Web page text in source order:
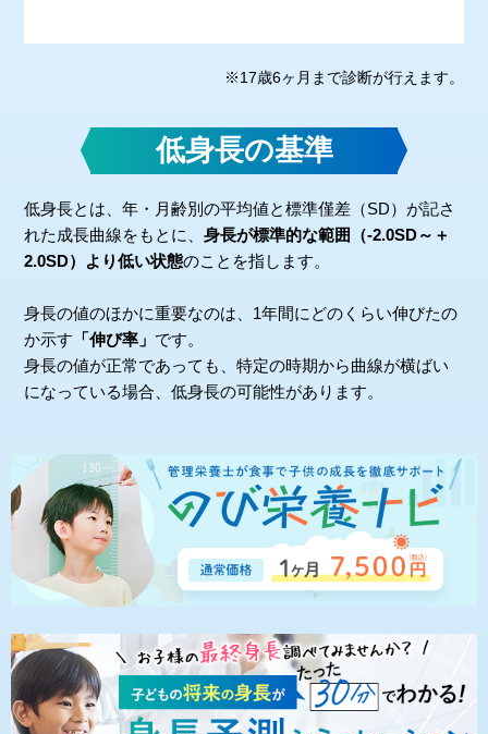
※17歳6ヶ月まで診断が行えます。
低身長の基準
低身長とは、年・月齢別の平均値と標準僅差（SD）が記さ
れた成長曲線をもとに、身長が標準的な範囲（-2.0SD～＋
2.0SD）より低い状態のことを指します。
身長の値のほかに重要なのは、1年間にどのくらい伸びたの
か示す 「伸び率」 です。
身長の値が正常であっても、特定の時期から曲線が横ばい
になっている場合、低身長の可能性があります。